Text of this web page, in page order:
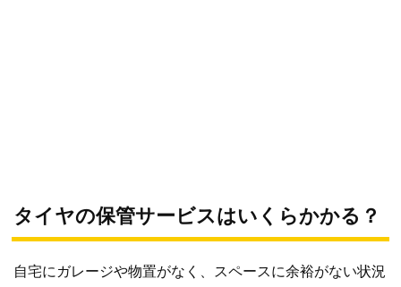
タイヤの保管サービスはいくらかかる？
自宅にガレージや物置がなく、スペースに余裕がない状況